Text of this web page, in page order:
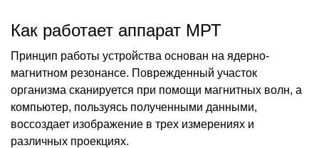
Как работает аппарат МРТ
Принцип работы устройства основан на ядерно-
магнитном резонансе. Поврежденный участок
организма сканируется при помощи магнитных волн, а
компьютер, пользуясь полученными данными,
воссоздает изображение в трех измерениях и
различных проекциях.